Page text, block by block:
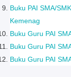
Buku PAI SMA/
Kemenag
Buku Guru PAI
Buku Guru PAI
Buku Guru PAI